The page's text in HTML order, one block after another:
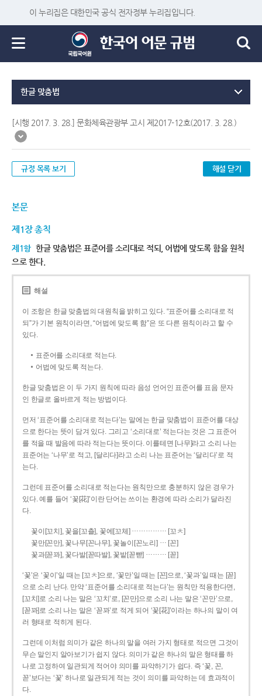
이 누리집은 대한민국 공식 전자정부 누리집입니다.
한글 맞춤법
[시행 2017. 3. 28.] 문화체육관광부 고시 제2017-12호(2017. 3. 28.)
규정 목록 보기 해설 닫기
본문
제1장 총칙
제1항 한글 맞춤법은 표준어를 소리대로 적되, 어법에 맞도록 함을 원칙
으로 한다.
해설
이 조항은 한글 맞춤법의 대원칙을 밝히고 있다. “표준어를 소리대로 적
되”가 기본 원칙이라면, “어법에 맞도록 함”은 또 다른 원칙이라고 할 수
있다.
표준어를 소리대로 적는다.
어법에 맞도록 적는다.
한글 맞춤법은 이 두 가지 원칙에 따라 음성 언어인 표준어를 표음 문자
인 한글로 올바르게 적는 방법이다.
먼저 ‘표준어를 소리대로 적는다’는 말에는 한글 맞춤법이 표준어를 대상
으로 한다는 뜻이 담겨 있다. 그리고 ‘소리대로’ 적는다는 것은 그 표준어
를 적을 때 발음에 따라 적는다는 뜻이다. 이를테면 [나무]라고 소리 나는
표준어는 ‘나무’로 적고, [달리다]라고 소리 나는 표준어는 ‘달리다’로 적
는다.
그런데 표준어를 소리대로 적는다는 원칙만으로 충분하지 않은 경우가
있다. 예를 들어 ‘꽃[花]’이란 단어는 쓰이는 환경에 따라 소리가 달라진
다.
꽃이[꼬치], 꽃을[꼬츨], 꽃에[꼬체] …………… [꼬ㅊ]
꽃만[꼰만], 꽃나무[꼰나무], 꽃놀이[꼰노리] … [꼰]
꽃과[꼳꽈], 꽃다발[꼳따발], 꽃밭[꼳빧] ……… [꼳]
‘꽃’은 ‘꽃이’일 때는 [꼬ㅊ]으로, ‘꽃만’일 때는 [꼰]으로, ‘꽃과’일 때는 [꼳]
으로 소리 난다. 만약 ‘표준어를 소리대로 적는다’는 원칙만 적용한다면,
[꼬치]로 소리 나는 말은 ‘꼬치’로, [꼰만]으로 소리 나는 말은 ‘꼰만’으로,
[꼳꽈]로 소리 나는 말은 ‘꼳꽈’로 적게 되어 ‘꽃[花]’이라는 하나의 말이 여
러 형태로 적히게 된다.
그런데 이처럼 의미가 같은 하나의 말을 여러 가지 형태로 적으면 그것이
무슨 말인지 알아보기가 쉽지 않다. 의미가 같은 하나의 말은 형태를 하
나로 고정하여 일관되게 적어야 의미를 파악하기가 쉽다. 즉 ‘꽃, 꼰,
꼳’보다는 ‘꽃’ 하나로 일관되게 적는 것이 의미를 파악하는 데 효과적이
다.